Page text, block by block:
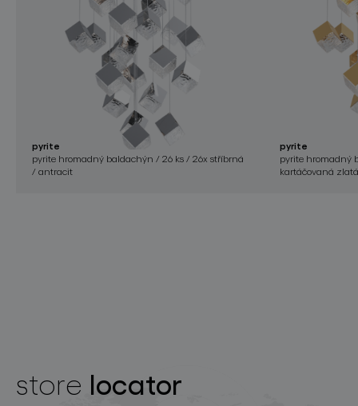
pyrite
pyrite hromadný baldachýn / 26 ks / 26x stříbrná
/ antracit
pyrite
pyrite hromadný
kartáčovaná zlatá
store locator